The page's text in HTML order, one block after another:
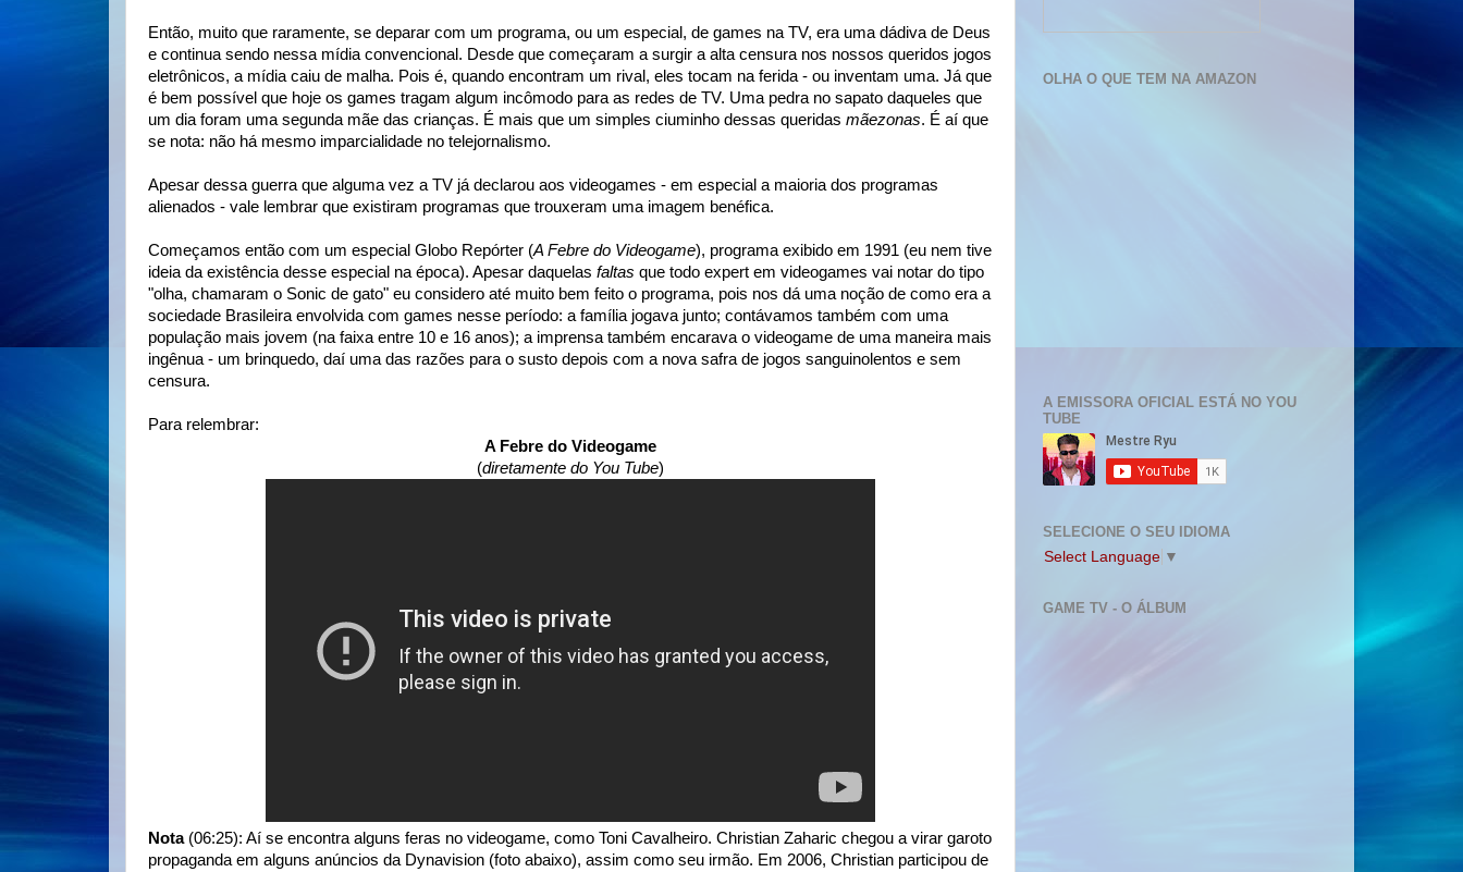
Então, muito que raramente, se deparar com um programa, ou um especial, de games na TV, era uma dádiva de Deus
e continua sendo nessa mídia convencional. Desde que começaram a surgir a alta censura nos nossos queridos jogos
eletrônicos, a mídia caiu de malha. Pois é, quando encontram um rival, eles tocam na ferida - ou inventam uma. Já que
é bem possível que hoje os games tragam algum incômodo para as redes de TV. Uma pedra no sapato daqueles que
um dia foram uma segunda mãe das crianças. É mais que um simples ciuminho dessas queridas mãezonas. É aí que
se nota: não há mesmo imparcialidade no telejornalismo.
Apesar dessa guerra que alguma vez a TV já declarou aos videogames - em especial a maioria dos programas
alienados - vale lembrar que existiram programas que trouxeram uma imagem benéfica.
Começamos então com um especial Globo Repórter (A Febre do Videogame), programa exibido em 1991 (eu nem tive
ideia da existência desse especial na época). Apesar daquelas faltas que todo expert em videogames vai notar do tipo
"olha, chamaram o Sonic de gato" eu considero até muito bem feito o programa, pois nos dá uma noção de como era a
sociedade Brasileira envolvida com games nesse período: a família jogava junto; contávamos também com uma
população mais jovem (na faixa entre 10 e 16 anos); a imprensa também encarava o videogame de uma maneira mais
ingênua - um brinquedo, daí uma das razões para o susto depois com a nova safra de jogos sanguinolentos e sem
censura.
Para relembrar:
A Febre do Videogame
(diretamente do You Tube)
Nota (06:25): Aí se encontra alguns feras no videogame, como Toni Cavalheiro. Christian Zaharic chegou a virar garoto
propaganda em alguns anúncios da Dynavision (foto abaixo), assim como seu irmão. Em 2006, Christian participou de
OLHA O QUE TEM NA AMAZON
A EMISSORA OFICIAL ESTÁ NO YOU
TUBE
SELECIONE O SEU IDIOMA
Select Language ▼
GAME TV - O ÁLBUM